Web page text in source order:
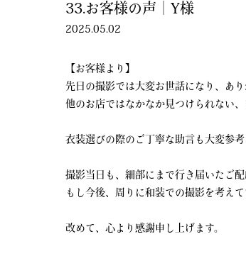
33.お客様の声｜Y様
2025.05.02
【お客様より】
先日の撮影では大変お世話になり、あり
他のお店ではなかなか見つけられない
衣装選びの際のご丁寧な助言も大変参
撮影当日も、細部にまで行き届いたご
もし今後、周りに和装での撮影を考え
改めて、心より感謝申し上げます。